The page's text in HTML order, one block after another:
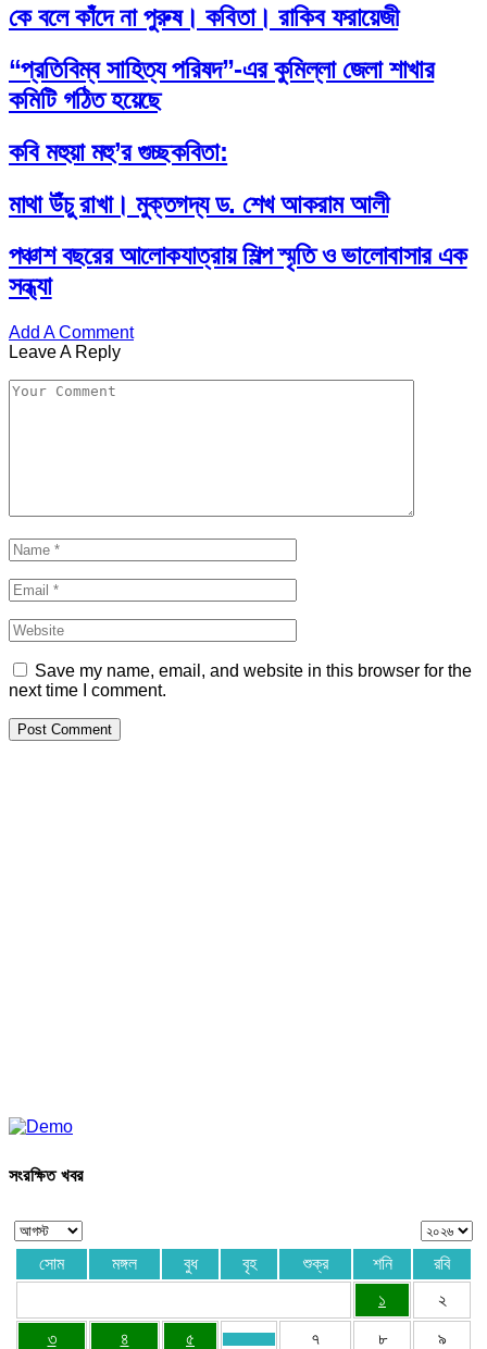
কে বলে কাঁদে না পুরুষ। কবিতা। রাকিব ফরায়েজী
“প্রতিবিম্ব সাহিত্য পরিষদ”-এর কুমিল্লা জেলা শাখার
কমিটি গঠিত হয়েছে
কবি মহুয়া মহু’র গুচ্ছকবিতা:
মাথা উঁচু রাখা। মুক্তগদ্য ড. শেখ আকরাম আলী
পঞ্চাশ বছরের আলোকযাত্রায় শিল্প স্মৃতি ও ভালোবাসার এক
সন্ধ্যা
Add A Comment
Leave A Reply
Save my name, email, and website in this browser for the
next time I comment.
সংরক্ষিত খবর
সোম মঙ্গল বুধ বৃহ শুক্র শনি
রবি
১
২
৩ ৪ ৫ ৭ ৮ ৯